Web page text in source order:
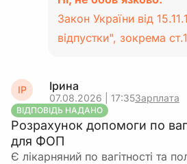
Закон України від
відпустки", зокрема
ІР Ірина
07.08.2026 | 17:35Зарплата
ВІДПОВІДЬ НАДАНО
Розрахунок допомоги по
для ФОП
Є лікарняний по вагітності та